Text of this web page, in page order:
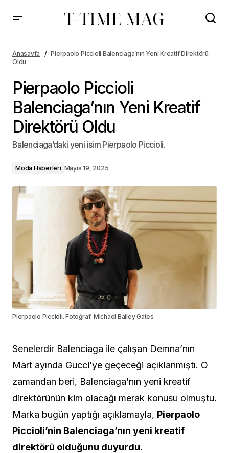
Anasayfa
Pierpaolo Piccioli Balenciaga’nın Yeni Kreatif Direktörü
Oldu
Pierpaolo Piccioli
Balenciaga’nın Yeni Kreatif
Direktörü Oldu
Balenciaga’daki yeni isim Pierpaolo Piccioli.
Moda Haberleri Mayıs 19, 2025
Pierpaolo Piccioli. Fotoğraf: Michael Bailey Gates
Senelerdir Balenciaga ile çalışan Demna’nın
Mart ayında Gucci’ye geçeceği açıklanmıştı. O
zamandan beri, Balenciaga’nın yeni kreatif
direktörünün kim olacağı merak konusu olmuştu.
Marka bugün yaptığı açıklamayla, Pierpaolo
Piccioli’nin Balenciaga’nın yeni kreatif
direktörü olduğunu duyurdu.